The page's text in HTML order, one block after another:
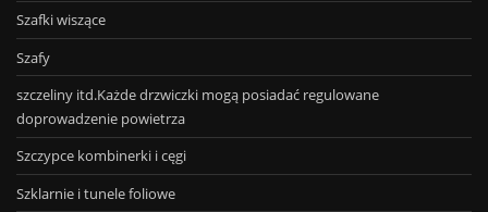
Szafki wiszące
Szafy
szczeliny itd.Każde drzwiczki mogą posiadać regulowane
doprowadzenie powietrza
Szczypce kombinerki i cęgi
Szklarnie i tunele foliowe